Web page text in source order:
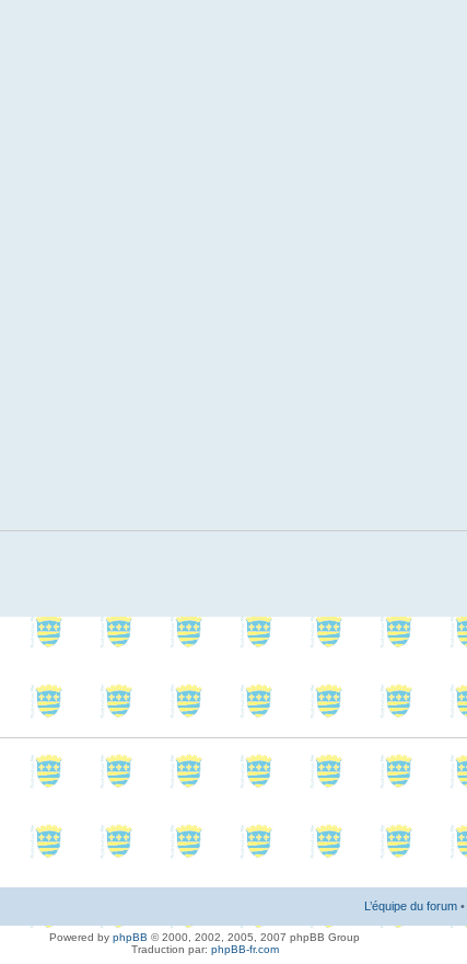
L’équipe du forum •
Powered by phpBB © 2000, 2002, 2005, 2007 phpBB Group
Traduction par: phpBB-fr.com